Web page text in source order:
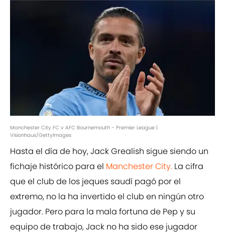
Manchester City FC v AFC Bournemouth - Premier League |
Visionhaus/GettyImages
Hasta el día de hoy, Jack Grealish sigue siendo un
fichaje histórico para el Manchester City. La cifra
que el club de los jeques saudí pagó por el
extremo, no la ha invertido el club en ningún otro
jugador. Pero para la mala fortuna de Pep y su
equipo de trabajo, Jack no ha sido ese jugador